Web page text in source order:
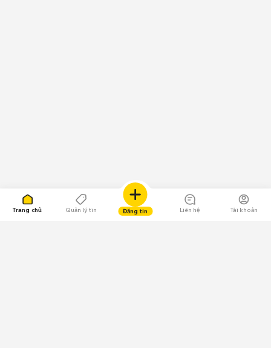
Trang chủ Quản lý tin Đăng tin Liên hệ Tài khoản